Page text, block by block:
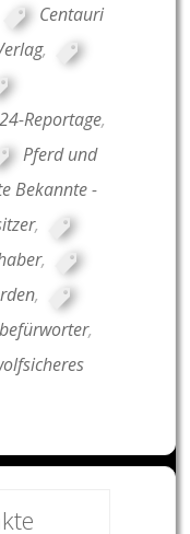
Centauri
,
Reportage,
Pferd und
Bekannte -
,
,
,
,